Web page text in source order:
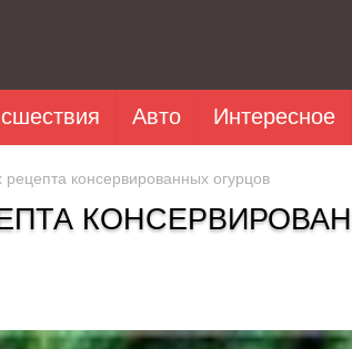
Авто Интересное
рецепта консервированных огурцов